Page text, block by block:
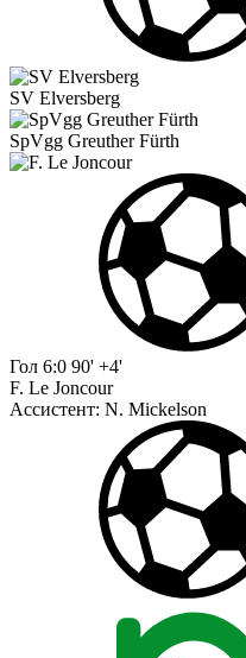
SV Elversberg
SpVgg Greuther Fürth
Гол 6:0 90' +4'
F. Le Joncour
Ассистент: N. Mickelson